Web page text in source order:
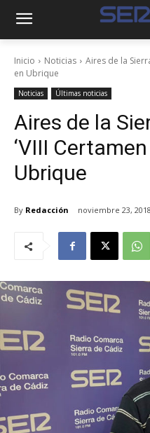
Inicio Noticias
Aires de la
en Ubrique
Noticias Últimas noticias
Aires de la
‘VIII
Ubrique
By Redacción noviembre 23, 2018